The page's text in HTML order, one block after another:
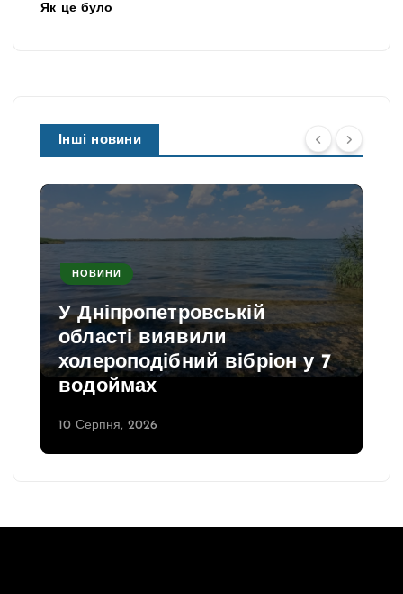
Як це було
Інші новини
НОВИНИ
У Дніпропетровській
області виявили
холероподібний вібріон у 7
водоймах
10 Серпня, 2026